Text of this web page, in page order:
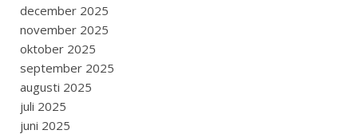
december 2025
november 2025
oktober 2025
september 2025
augusti 2025
juli 2025
juni 2025